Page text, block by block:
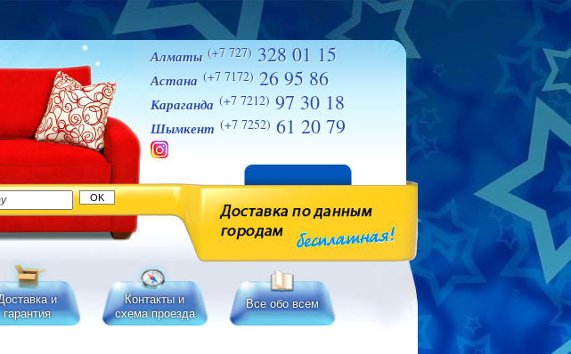
Алматы (+7 727) 328 01 15
Астана (+7 7172) 26 95 86
Караганда (+7 7212) 97 30 18
Шымкент (+7 7252) 61 20 79
и
гарантия
Контакты и
схема проезда
Все обо всем